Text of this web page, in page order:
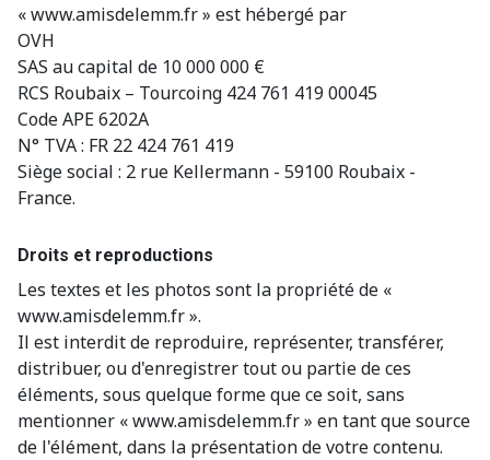
« www.amisdelemm.fr » est hébergé par
OVH
SAS au capital de 10 000 000 €
RCS Roubaix – Tourcoing 424 761 419 00045
Code APE 6202A
N° TVA : FR 22 424 761 419
Siège social : 2 rue Kellermann - 59100 Roubaix -
France.
Droits et reproductions
Les textes et les photos sont la propriété de «
www.amisdelemm.fr ».
Il est interdit de reproduire, représenter, transférer,
distribuer, ou d'enregistrer tout ou partie de ces
éléments, sous quelque forme que ce soit, sans
mentionner « www.amisdelemm.fr » en tant que source
de l'élément, dans la présentation de votre contenu.